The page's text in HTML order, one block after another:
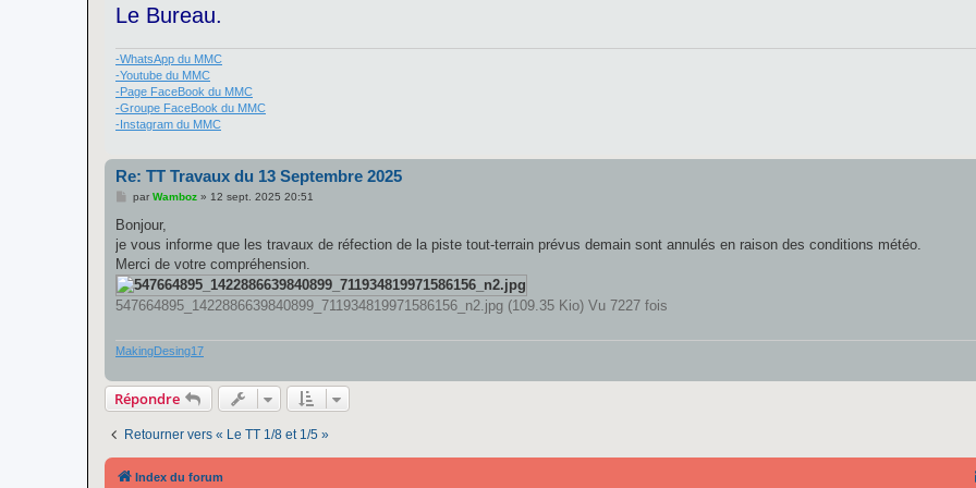
Le Bureau.
-WhatsApp du MMC
-Youtube du MMC
-Page FaceBook du MMC
-Groupe FaceBook du MMC
-Instagram du MMC
Re: TT Travaux du 13 Septembre 2025
M
s
a
g
e
par Wamboz» 12 sept. 2025 20:51
Bonjour,
je vous informe que les travaux de réfection de la piste tout-terrain prévus demain sont annulés en raison des conditions météo.
Merci de votre compréhension.
547664895_1422886639840899_711934819971586156_n2.jpg (109.35 Kio) Vu 7227 fois
MakingDesing17
Répondre
Retourner vers « Le TT 1/8 et 1/5 »
Index du forum